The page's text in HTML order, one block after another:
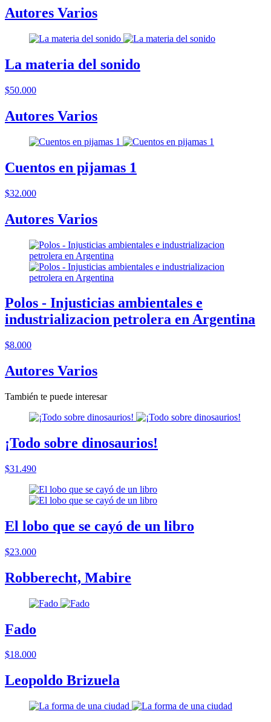
Autores Varios
La materia del sonido
$50.000
Autores Varios
Cuentos en pijamas 1
$32.000
Autores Varios
Polos - Injusticias ambientales e
industrializacion petrolera en Argentina
$8.000
Autores Varios
También te puede interesar
¡Todo sobre dinosaurios!
$31.490
El lobo que se cayó de un libro
$23.000
Robberecht, Mabire
Fado
$18.000
Leopoldo Brizuela